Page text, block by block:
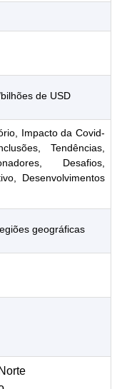
de USD
Impacto da Covid-
Tendências,
Desafios,
Desenvolvimentos
geográficas